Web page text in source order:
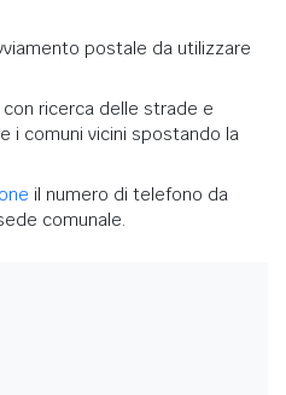
postale da utilizzare
ricerca delle strade e
i comuni vicini spostando la
il numero di telefono da
comunale.